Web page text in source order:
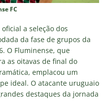
FC
a seleção dos
da fase de grupos da
O Fluminense, que
as oitavas de final do
emplacou um
ideal. O atacante uruguaio
destaques da jornada